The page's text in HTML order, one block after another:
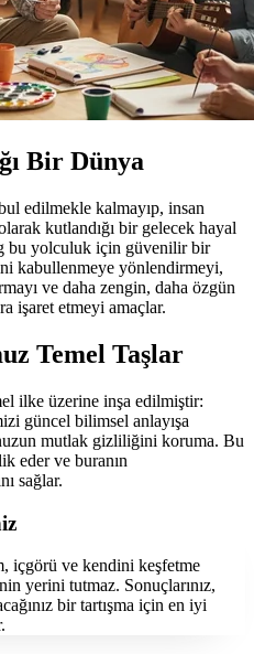
Bir Dünya
edilmekle kalmayıp, insan
kutlandığı bir gelecek hayal
bu yolculuk için güvenilir bir
kabullenmeye yönlendirmeyi,
ve daha zengin, daha özgün
işaret etmeyi amaçlar.
Temel Taşlar
ilke üzerine inşa edilmiştir:
güncel bilimsel anlayışa
mutlak gizliliğini koruma. Bu
eder ve buranın
sağlar.
içgörü ve kendini keşfetme
yerini tutmaz. Sonuçlarınız,
bir tartışma için en iyi